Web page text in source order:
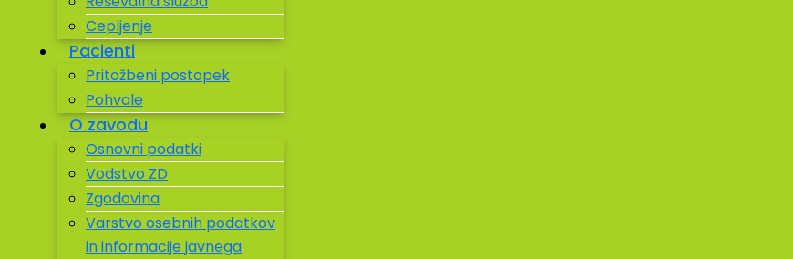
Cepljenje
Pacienti
Pritožbeni postopek
Pohvale
O zavodu
Osnovni podatki
Vodstvo ZD
Zgodovina
Varstvo osebnih podatkov
in informacije javnega